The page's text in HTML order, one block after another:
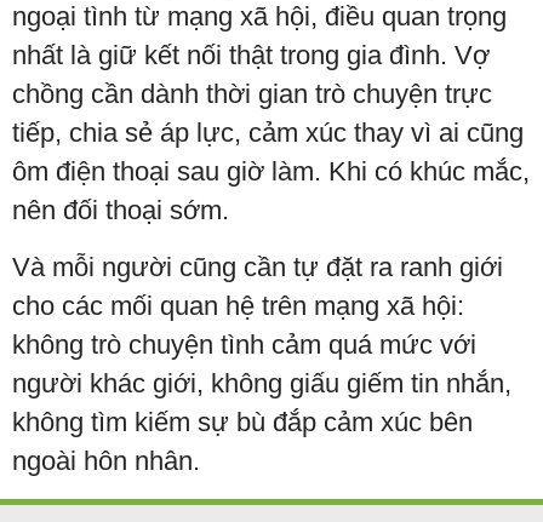
ngoại tình từ mạng xã hội, điều quan trọng
nhất là giữ kết nối thật trong gia đình. Vợ
chồng cần dành thời gian trò chuyện trực
tiếp, chia sẻ áp lực, cảm xúc thay vì ai cũng
ôm điện thoại sau giờ làm. Khi có khúc mắc,
nên đối thoại sớm.
Và mỗi người cũng cần tự đặt ra ranh giới
cho các mối quan hệ trên mạng xã hội:
không trò chuyện tình cảm quá mức với
người khác giới, không giấu giếm tin nhắn,
không tìm kiếm sự bù đắp cảm xúc bên
ngoài hôn nhân.